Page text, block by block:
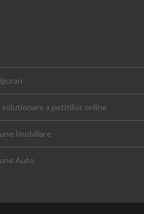
solutionare a petitiilor online
Imobiliare
Auto